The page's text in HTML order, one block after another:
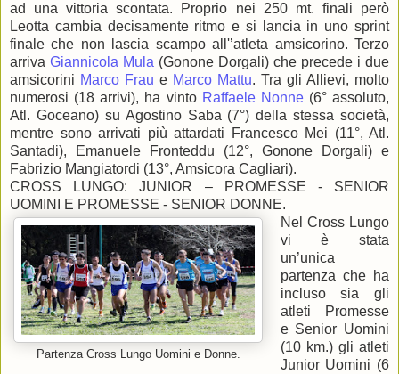
ad una vittoria scontata. Proprio nei 250 mt. finali però
Leotta cambia decisamente ritmo e si lancia in uno sprint
finale che non lascia scampo all'’atleta amsicorino. Terzo
arriva Giannicola Mula (Gonone Dorgali) che precede i due
amsicorini Marco Frau e Marco Mattu. Tra gli Allievi, molto
numerosi (18 arrivi), ha vinto Raffaele Nonne(6° assoluto,
Atl. Goceano) su Agostino Saba (7°) della stessa società,
mentre sono arrivati più attardati Francesco Mei (11°, Atl.
Santadi), Emanuele Fronteddu (12°, Gonone Dorgali) e
Fabrizio Mangiatordi (13°, Amsicora Cagliari).
CROSS LUNGO: JUNIOR – PROMESSE - SENIOR
UOMINI E PROMESSE - SENIOR DONNE.
Partenza Cross Lungo Uomini e Donne.
Nel Cross Lungo
vi è stata
un’unica
partenza che ha
incluso sia gli
atleti Promesse
e Senior Uomini
(10 km.) gli atleti
Junior Uomini (6